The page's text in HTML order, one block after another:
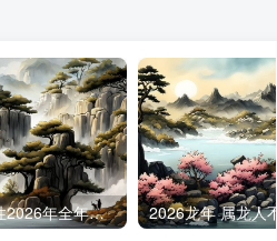
1976年属龙女性2026年全年运势指南